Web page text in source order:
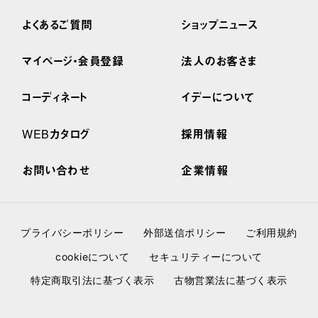
よくあるご質問
マイページ・会員登録
コーディネート
WEBカタログ
お問い合わせ
ショップニュース
法人のお客さま
イデーについて
採用情報
企業情報
プライバシーポリシー 外部送信ポリシー
ご利用規約
cookieについて
セキュリティーについて
特定商取引法に基づく表示
古物営業法に基づく表示